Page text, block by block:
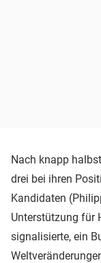
Nach knapp
drei bei ihren
Kandidaten
Unterstützung für
signalisierte, ein